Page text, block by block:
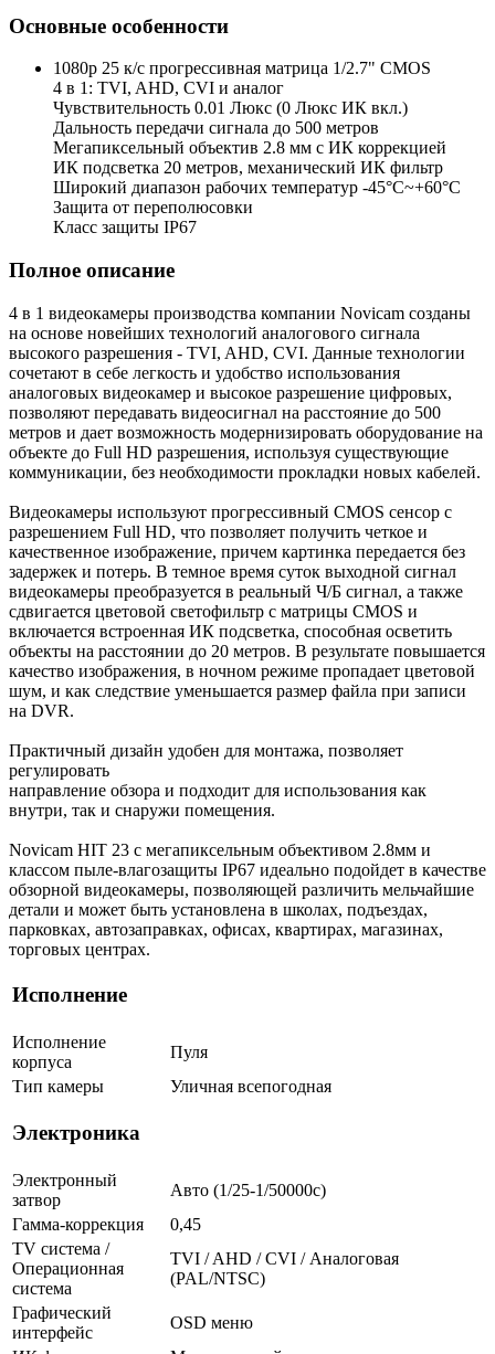
Основные особенности
1080p 25 к/с прогрессивная матрица 1/2.7" CMOS
4 в 1: TVI, AHD, CVI и аналог
Чувствительность 0.01 Люкс (0 Люкс ИК вкл.)
Дальность передачи сигнала до 500 метров
Мегапиксельный объектив 2.8 мм с ИК коррекцией
ИК подсветка 20 метров, механический ИК фильтр
Широкий диапазон рабочих температур -45°С~+60°С
Защита от переполюсовки
Класс защиты IP67
Полное описание
4 в 1 видеокамеры производства компании Novicam созданы
на основе новейших технологий аналогового сигнала
высокого разрешения - TVI, AHD, CVI. Данные технологии
сочетают в себе легкость и удобство использования
аналоговых видеокамер и высокое разрешение цифровых,
позволяют передавать видеосигнал на расстояние до 500
метров и дает возможность модернизировать оборудование на
объекте до Full HD разрешения, используя существующие
коммуникации, без необходимости прокладки новых кабелей.
Видеокамеры используют прогрессивный CMOS сенсор c
разрешением Full HD, что позволяет получить четкое и
качественное изображение, причем картинка передается без
задержек и потерь. В темное время суток выходной сигнал
видеокамеры преобразуется в реальный Ч/Б сигнал, а также
сдвигается цветовой светофильтр с матрицы CMOS и
включается встроенная ИК подсветка, способная осветить
объекты на расстоянии до 20 метров. В результате повышается
качество изображения, в ночном режиме пропадает цветовой
шум, и как следствие уменьшается размер файла при записи
на DVR.
Практичный дизайн удобен для монтажа, позволяет
регулировать
направление обзора и подходит для использования как
внутри, так и снаружи помещения.
Novicam HIT 23 с мегапиксельным объективом 2.8мм и
классом пыле-влагозащиты IP67 идеально подойдет в качестве
обзорной видеокамеры, позволяющей различить мельчайшие
детали и может быть установлена в школах, подъездах,
парковках, автозаправках, офисах, квартирах, магазинах,
торговых центрах.
Исполнение
Исполнение
корпуса
Пуля
Тип камеры
Уличная всепогодная
Электроника
Электронный
затвор
Авто (1/25-1/50000c)
Гамма-коррекция
0,45
TV система /
Операционная
система
TVI / AHD / CVI / Аналоговая
(PAL/NTSC)
Графический
интерфейс
OSD меню